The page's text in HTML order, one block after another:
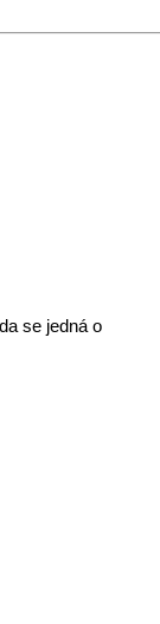
se jedná o